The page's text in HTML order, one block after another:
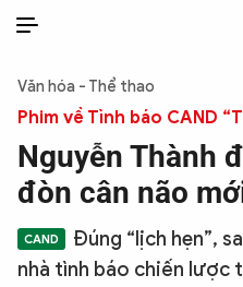
THỜI SỰ
CHỐNG DIỄN BIẾN HÒA BÌNH
CÔNG AN TRONG LÒNG DÂN
Văn hóa - Thể thao
Phim về Tình báo CAND
Nguyễn Thành
đòn cân não
Đúng “lịch hẹn”,
nhà tình báo chiến lược